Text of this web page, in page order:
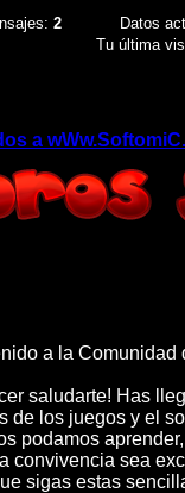
2
Datos
Tu última
a
a la Comunidad
saludarte! Has
de los juegos y el
podamos
convivencia sea
sigas estas